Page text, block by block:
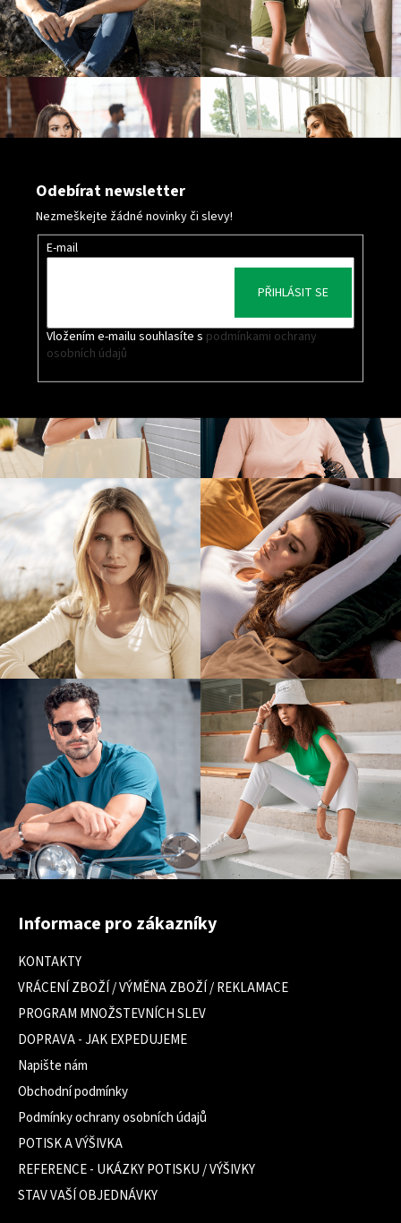
Odebírat newsletter
Nezmeškejte žádné novinky či slevy!
E-mail
Vložením e-mailu souhlasíte s podmínkami ochrany
osobních údajů
PŘIHLÁSIT SE
Z
Informace pro zákazníky
KONTAKTY
VRÁCENÍ ZBOŽÍ / VÝMĚNA ZBOŽÍ / REKLAMACE
PROGRAM MNOŽSTEVNÍCH SLEV
DOPRAVA - JAK EXPEDUJEME
Napište nám
Obchodní podmínky
Podmínky ochrany osobních údajů
POTISK A VÝŠIVKA
REFERENCE - UKÁZKY POTISKU / VÝŠIVKY
STAV VAŠÍ OBJEDNÁVKY